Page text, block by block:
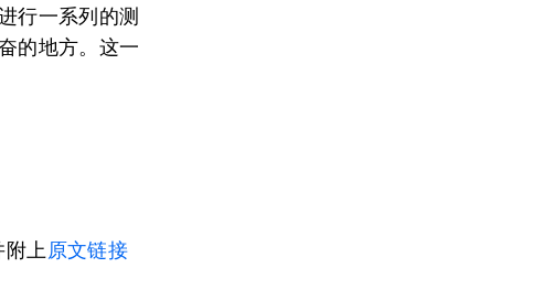
行一系列的测
的地方。这一
上 原文链接